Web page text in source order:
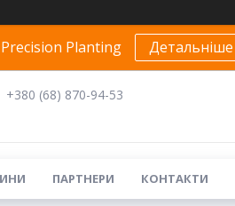
Planting Детальніше
+380 (68) 870-94-53
ПАРТНЕРИ КОНТАКТИ